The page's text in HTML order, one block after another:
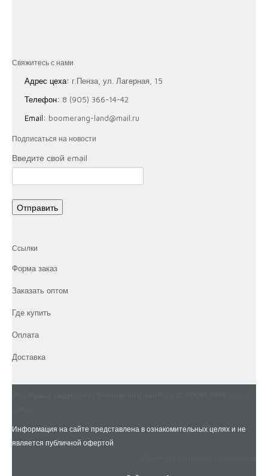
Свяжитесь с нами
Адрес цеха: г.Пенза, ул. Лагерная, 15
Телефон: 8 (905) 366-14-42
Email: boomerang-land@mail.ru
Подписаться на новости
Введите свой email
Ссылки
Форма заказ
Заказать оптом
Где купить
Оплата
Доставка
Информация на сайте представлена в ознакомительных целях и не
является публичной офертой